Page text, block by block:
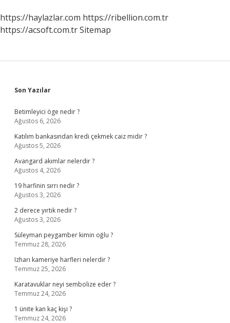
https://haylazlar.com https://ribellion.com.tr
https://acsoft.com.trSitemap
Sidebar
Son Yazılar
Betimleyici öge nedir ?
Ağustos 6, 2026
Katılım bankasından kredi çekmek caiz midir ?
Ağustos 5, 2026
Avangard akımlar nelerdir ?
Ağustos 4, 2026
19 harfinin sırrı nedir ?
Ağustos 3, 2026
2 derece yırtık nedir ?
Ağustos 3, 2026
Süleyman peygamber kimin oğlu ?
Temmuz 28, 2026
Izharı kameriye harfleri nelerdir ?
Temmuz 25, 2026
Karatavuklar neyi sembolize eder ?
Temmuz 24, 2026
1 ünite kan kaç kişi ?
Temmuz 24, 2026